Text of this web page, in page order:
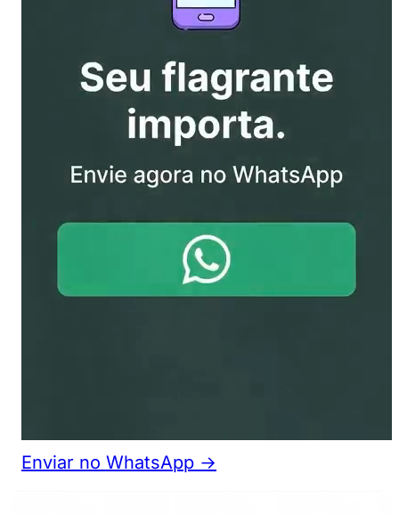
Enviar no WhatsApp →